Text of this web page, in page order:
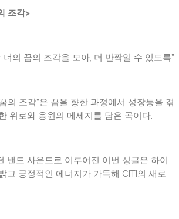
조각>
너의 꿈의 조각을 모아, 더 반짝일 수 있도록”
의 조각”은 꿈을 향한 과정에서 성장통을 겪
위로와 응원의 메세지를 담은 곡이다.
밴드 사운드로 이루어진 이번 싱글은 하이
고 긍정적인 에너지가 가득해 CITI의 새로